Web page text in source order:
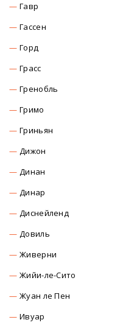
Гавр
Гассен
Горд
Грасс
Гренобль
Гримо
Гриньян
Дижон
Динан
Динар
Диснейленд
Довиль
Живерни
Жийи-ле-Сито
Жуан ле Пен
Ивуар